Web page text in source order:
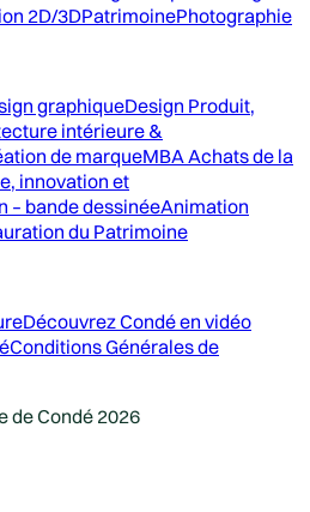
2D/3DPatrimoinePhotographie
graphiqueDesign Produit,
intérieure &
de marqueMBA Achats de la
innovation et
– bande dessinéeAnimation
du Patrimoine
Découvrez Condé en vidéo
Conditions Générales de
de Condé 2026